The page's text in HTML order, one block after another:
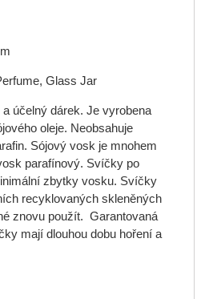
Glass Jar
účelný dárek. Je vyrobena
oleje. Neobsahuje
Sójový vosk je mnohem
parafínový. Svíčky po
zbytky vosku. Svíčky
recyklovaných skleněných
znovu použít. Garantovaná
mají dlouhou dobu hoření a